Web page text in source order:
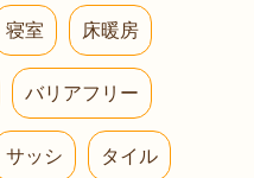
寝室 床暖房
バリアフリー
サッシ タイル